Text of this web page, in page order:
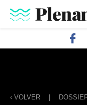
‹ VOLVER